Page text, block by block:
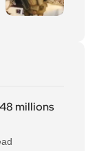
millions